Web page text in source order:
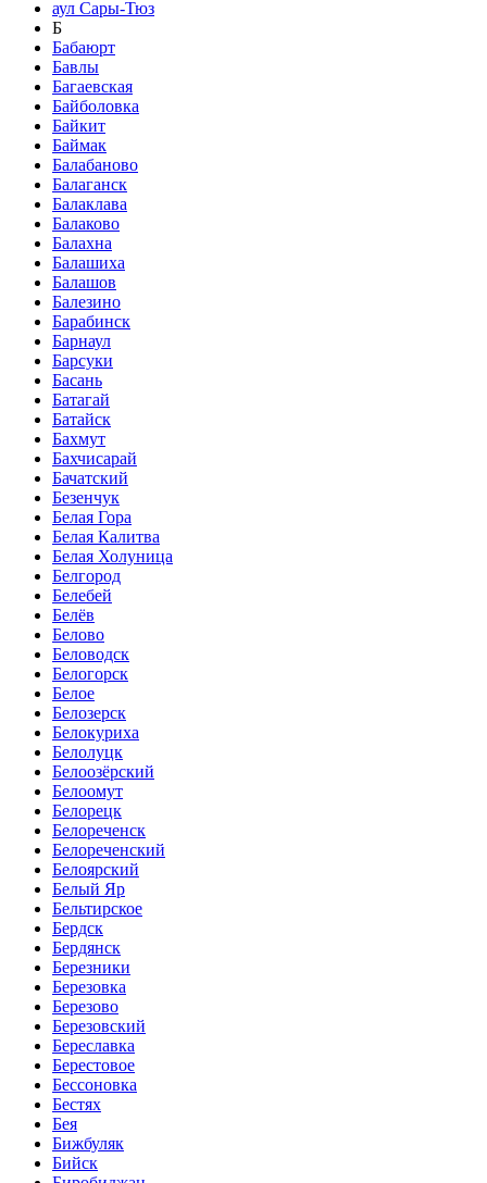
аул Сары-Тюз
Б
Бабаюрт
Бавлы
Багаевская
Байболовка
Байкит
Баймак
Балабаново
Балаганск
Балаклава
Балаково
Балахна
Балашиха
Балашов
Балезино
Барабинск
Барнаул
Барсуки
Басань
Батагай
Батайск
Бахмут
Бахчисарай
Бачатский
Безенчук
Белая Гора
Белая Калитва
Белая Холуница
Белгород
Белебей
Белёв
Белово
Беловодск
Белогорск
Белое
Белозерск
Белокуриха
Белолуцк
Белоозёрский
Белоомут
Белорецк
Белореченск
Белореченский
Белоярский
Белый Яр
Бельтирское
Бердск
Бердянск
Березники
Березовка
Березово
Березовский
Береславка
Берестовое
Бессоновка
Бестях
Бея
Бижбуляк
Бийск